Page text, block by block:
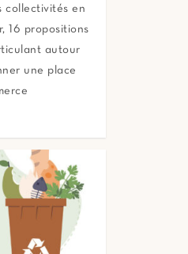
collectivités en
16 propositions
autour
une place